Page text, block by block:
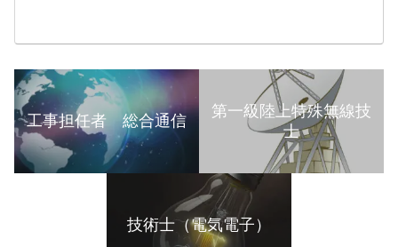
工事担任者 総合通信
第一級陸上特殊無線技
士
技術士（電気電子）